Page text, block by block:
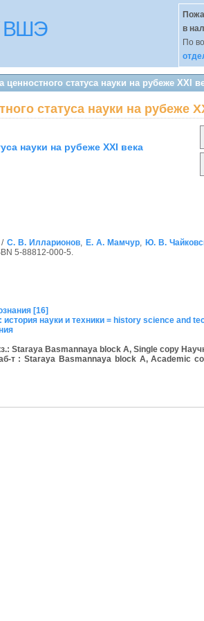
ВШЭ
в
По
статуса науки на рубеже XXI
статуса науки на рубеже
науки на рубеже XXI века
/ С. В. Илларионов, Е. А. Мамчур, Ю. В.
5-88812-000-5.
[16]
науки и техники = history science and
Staraya Basmannaya block A, Single copy
т : Staraya Basmannaya block A, Academic